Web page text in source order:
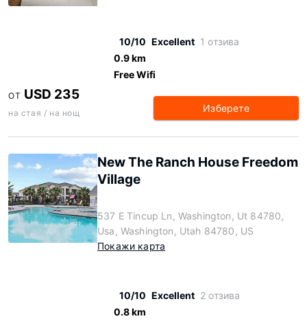
10/10 Excellent 1 отзива
0.9 km
Free Wifi
ОТ USD 235
на стая / на нощ Изберете
New The Ranch House Freedom
Village
537 E Tincup Ln, Washington, Ut 84780,
Usa, Washington, Utah 84780, US
Покажи карта
10/10 Excellent 2 отзива
0.8 km